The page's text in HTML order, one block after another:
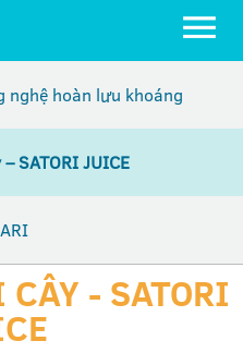
hoàn lưu khoáng
SATORI JUICE
- SATORI